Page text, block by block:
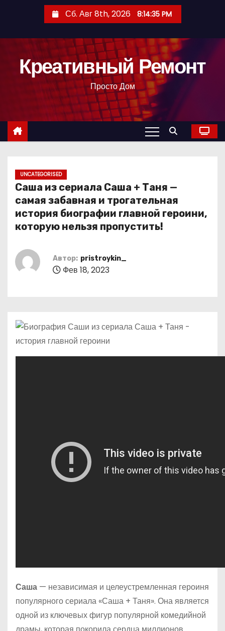
с
Сб. Авг 8th, 2026 8:14:36 PM
Креативный Ремонт
Просто Дом
UNCATEGORISED
Саша из сериала Саша + Таня —
самая забавная и трогательная
история биографии главной героини,
которую нельзя пропустить!
Автор: pristroykin_
Фев 18, 2023
Саша — независимая и целеустремленная героиня
популярного сериала «Саша + Таня». Она является
одной из ключевых фигур популярной комедийной